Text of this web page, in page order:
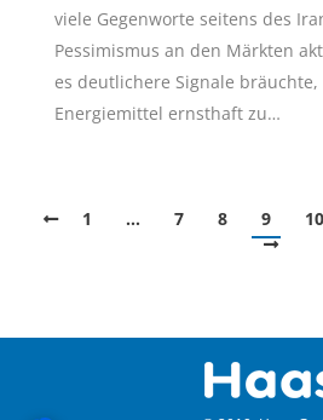
viele Gegenworte seitens des
Pessimismus an den Märkten
es deutlichere Signale
Energiemittel ernsthaft zu…
1 … 7 8 9 10